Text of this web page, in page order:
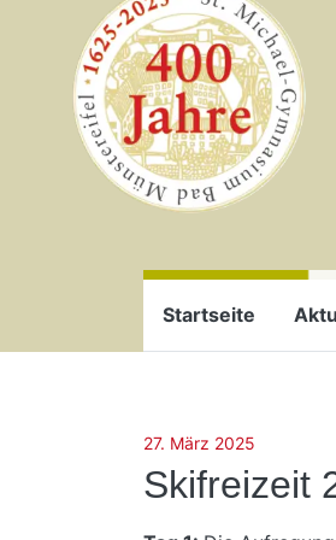
Zum Seiteninhalt springen
Startseite
27. März 2025
Skifreizeit